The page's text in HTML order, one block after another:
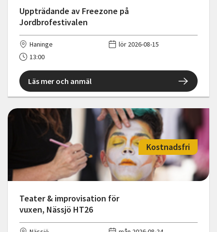
Uppträdande av Freezone på
Jordbrofestivalen
Haninge
lör 2026-08-15
13:00
Läs mer och anmäl
Teater & improvisation för
vuxen, Nässjö HT26
Kostnadsfri